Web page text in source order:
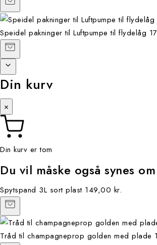
Speidel pakninger til Luftpumpe til flydelåg
Din kurv
×
Din kurv er tom
Du vil måske også synes om
Spytspand 3L sort plast 149,00 kr.
Tråd til champagneprop golden med plade